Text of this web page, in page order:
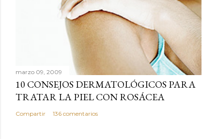
o
m
e
n
marzo 09, 2009
10 CONSEJOS DERMATOLÓGICOS PARA
TRATAR LA PIEL CON ROSÁCEA
Compartir 136 comentarios